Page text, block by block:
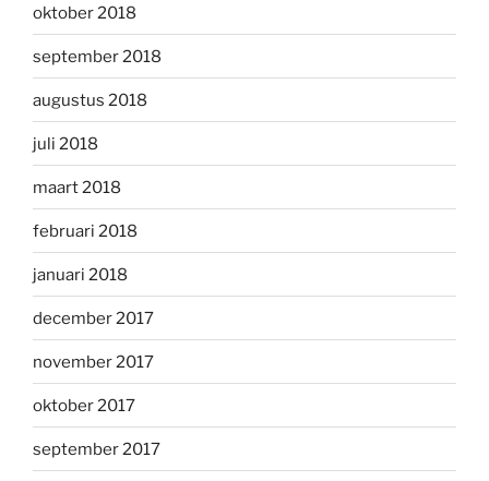
oktober 2018
september 2018
augustus 2018
juli 2018
maart 2018
februari 2018
januari 2018
december 2017
november 2017
oktober 2017
september 2017